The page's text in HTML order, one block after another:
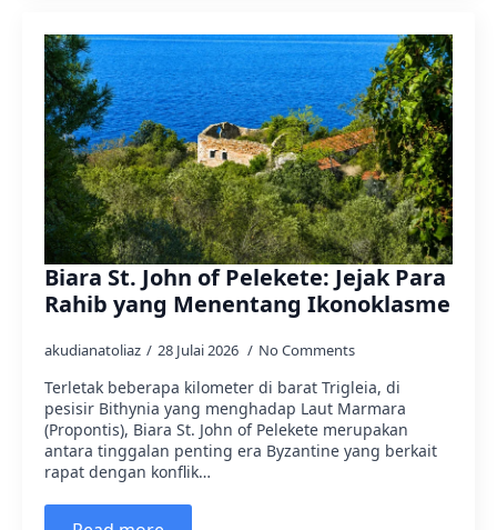
Biara St. John of Pelekete: Jejak Para
Rahib yang Menentang Ikonoklasme
akudianatoliaz 28 Julai 2026 No Comments
Terletak beberapa kilometer di barat Trigleia, di
pesisir Bithynia yang menghadap Laut Marmara
(Propontis), Biara St. John of Pelekete merupakan
antara tinggalan penting era Byzantine yang berkait
rapat dengan konflik…